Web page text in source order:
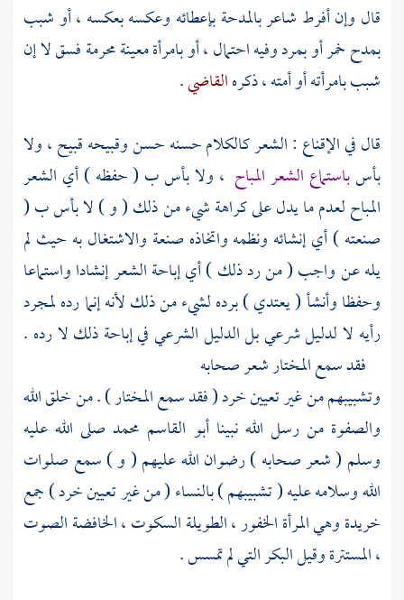
قال وإن أفرط شاعر بالمدحة بإعطائه وعكسه بعكسه ، أو شبب
بمدح خمر أو بمرد وفيه احتمال ، أو بامرأة معينة محرمة فسق لا إن
شبب بامرأته أو أمته ، ذكرهالقاضي.
قال في الإقناع : الشعر كالكلام حسنه حسن وقبيحه قبيح ، ولا
بأسباستماع الشعر المباح ، ولا بأس ب ( حفظه ) أي الشعر
المباح لعدم ما يدل على كراهة شيء من ذلك ( و ) لا بأس ب (
صنعته ) أي إنشائه ونظمه واتخاذه صنعة والاشتغال به حيث لم
يله عن واجب ( من رد ذلك ) أي إباحة الشعر إنشادا واستماعا
وحفظا وأنشأ ( يعتدي ) برده لشيء من ذلك لأنه إنما رده لمجرد
رأيه لا لدليل شرعي بل الدليل الشرعي في إباحة ذلك لا رده .
فقد سمع المختار شعر صحابه
وتشبيبهم من غير تعيين خرد ( فقد سمع المختار ) . من خلق الله
والصفوة من رسل الله نبيناأبو القاسم محمد صلى الله عليه
وسلم ( شعر صحابه ) رضوان الله عليهم ( و ) سمع صلوات
الله وسلامه عليه ( تشبيبهم ) بالنساء ( من غير تعيين خرد ) جمع
خريدة وهي المرأة الخفور ، الطويلة السكوت ، الخافضة الصوت
، المستترة وقيل البكر التي لم تمسس .